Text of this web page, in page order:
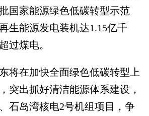
国家能源绿色低碳转型示范
生能源发电装机达1.15亿千
过煤电。
在加快全面绿色低碳转型上
突出抓好清洁能源体系建设，
石岛湾核电2号机组项目，争